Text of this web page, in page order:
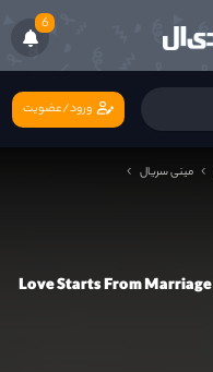
6
ورود/عضویت
مینی سریال
دانلود سریال Love Starts From Marriage